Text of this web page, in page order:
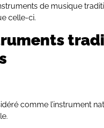
de musique
celle-ci.
comme l’instrument